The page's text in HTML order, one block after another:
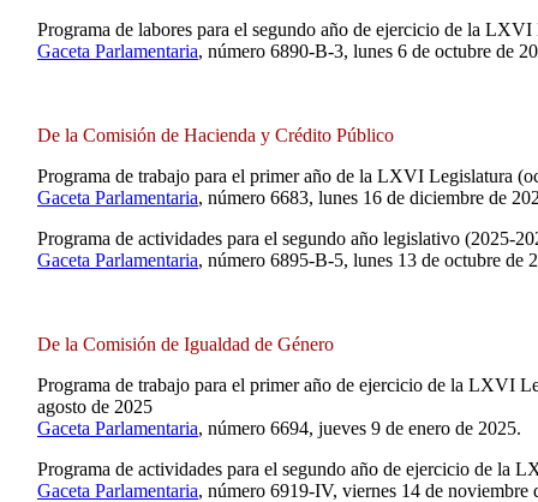
Programa de labores para el segundo año de ejercicio de la LXVI
Gaceta Parlamentaria, número 6890-B-3, lunes 6 de octubre de
De la Comisión de Hacienda y Crédito Público
Programa de trabajo para el primer año de la LXVI Legislatura
Gaceta Parlamentaria, número 6683, lunes 16 de diciembre de
Programa de actividades para el segundo año legislativo (2025-
Gaceta Parlamentaria, número 6895-B-5, lunes 13 de octubre de
De la Comisión de Igualdad de Género
Programa de trabajo para el primer año de ejercicio de la LXVI
agosto de 2025
Gaceta Parlamentaria, número 6694, jueves 9 de enero de 2025.
Programa de actividades para el segundo año de ejercicio de la
Gaceta Parlamentaria, número 6919-IV, viernes 14 de noviembre